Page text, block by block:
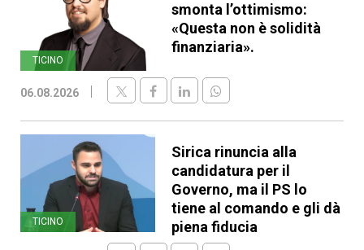
TICINO
smonta l’ottimismo:
«Questa non è solidità
finanziaria».
06.08.2026
TICINO
Sirica rinuncia alla
candidatura per il
Governo, ma il PS lo
tiene al comando e gli dà
piena fiducia